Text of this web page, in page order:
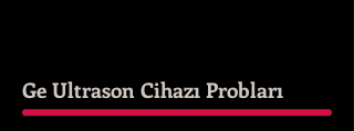
Ge Ultrason Cihazı Probları